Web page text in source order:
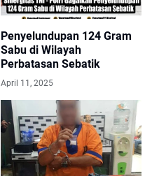
Penyelundupan 124 Gram
Sabu di Wilayah
Perbatasan Sebatik
April 11, 2025